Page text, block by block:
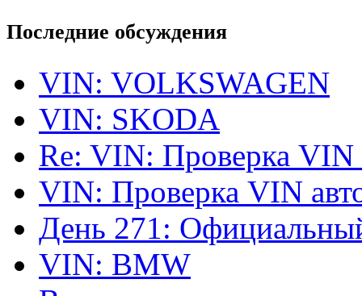
Последние обсуждения
VIN: VOLKSWAGEN
VIN: SKODA
Re: VIN: Проверка VIN
VIN: Проверка VIN
День 271:
VIN: BMW